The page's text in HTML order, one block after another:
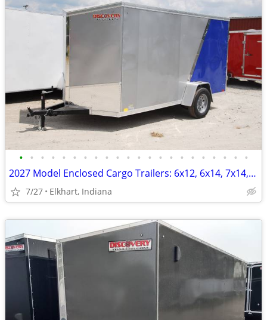
• • • • • • • • • • • • • • • • • • • • • •
2027 Model Enclosed Cargo Trailers: 6x12, 6x14, 7x14, 7x16 ON SALE
7/27 Elkhart, Indiana